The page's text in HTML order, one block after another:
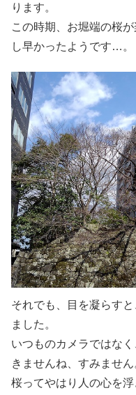
ります。
この時期、お堀端の桜
し早かったようです…。
それでも、目を凝らす
ました。
いつものカメラではな
きませんね、すみません
桜ってやはり人の心を浮